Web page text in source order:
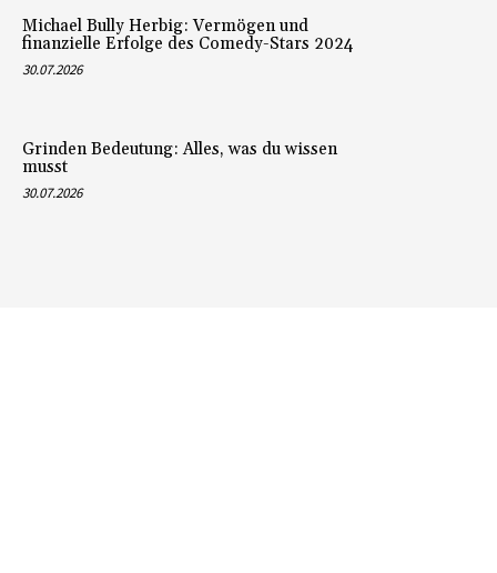
Michael Bully Herbig: Vermögen und
finanzielle Erfolge des Comedy-Stars 2024
30.07.2026
Grinden Bedeutung: Alles, was du wissen
musst
30.07.2026